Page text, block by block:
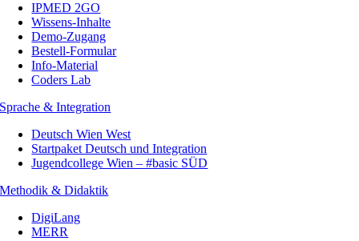
IPMED 2GO
Wissens-Inhalte
Demo-Zugang
Bestell-Formular
Info-Material
Coders Lab
Sprache & Integration
Deutsch Wien West
Startpaket Deutsch und Integration
Jugendcollege Wien – #basic SÜD
Methodik & Didaktik
DigiLang
MERR